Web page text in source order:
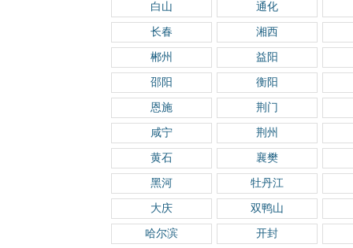
白山 通化
长春 湘西
郴州 益阳
邵阳 衡阳
恩施 荆门
咸宁 荆州
黄石 襄樊
黑河 牡丹江
大庆 双鸭山
哈尔滨 开封